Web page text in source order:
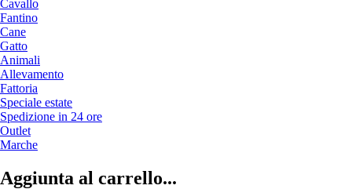
Cavallo
Fantino
Cane
Gatto
Animali
Allevamento
Fattoria
Speciale estate
Spedizione in 24 ore
Outlet
Marche
Aggiunta al carrello...